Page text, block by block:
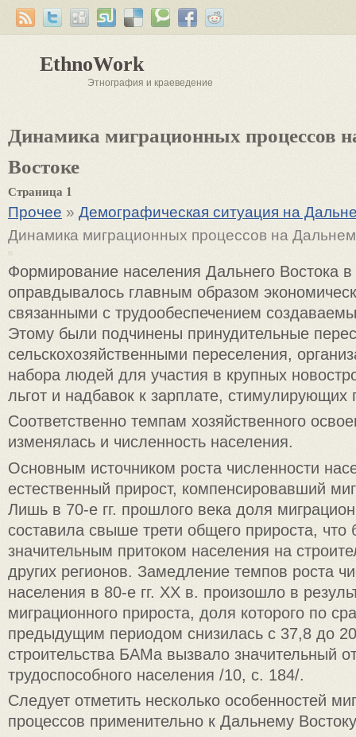
EthnoWork
Этнография и краеведение
Динамика миграционных процессов
Востоке
Страница 1
Прочее » Демографическая ситуация на
Динамика миграционных процессов на
Формирование населения Дальнего Востока в
оправдывалось главным образом
связанными с трудообеспечением
Этому были подчинены принудительные
сельскохозяйственными переселения,
набора людей для участия в крупных
льгот и надбавок к зарплате, стимулирующих
Соответственно темпам хозяйственного
изменялась и численность населения.
Основным источником роста численности
естественный прирост, компенсировавший
Лишь в 70-е гг. прошлого века доля
составила свыше трети общего прироста, что
значительным притоком населения на
других регионов. Замедление темпов роста
населения в 80-е гг. ХХ в. произошло в
миграционного прироста, доля которого по
предыдущим периодом снизилась с 37,8 до
строительства БАМа вызвало значительный
трудоспособного населения /10, с. 184/.
Следует отметить несколько особенностей
процессов применительно к Дальнему